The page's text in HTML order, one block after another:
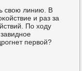
свою линию. В
и раз за
По ходу
первой?